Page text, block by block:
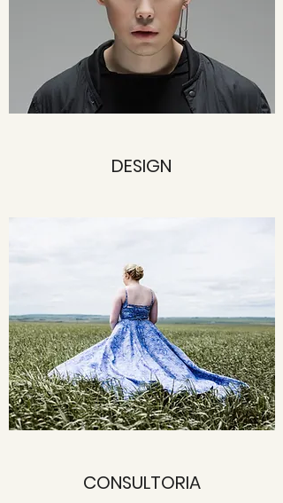
DESIGN
CONSULTORIA